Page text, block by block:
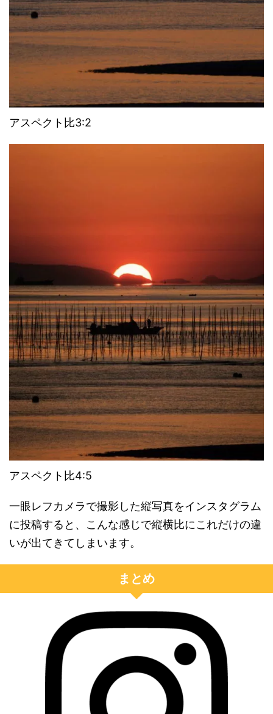
アスペクト比3:2
アスペクト比4:5
一眼レフカメラで撮影した縦写真をインスタグラム
に投稿すると、こんな感じで縦横比にこれだけの違
いが出てきてしまいます。
まとめ